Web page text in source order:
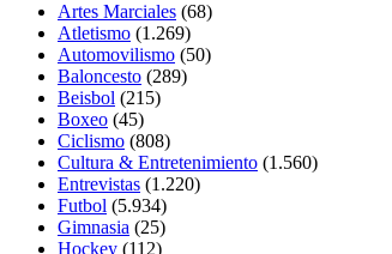
Artes Marciales (68)
Atletismo (1.269)
Automovilismo (50)
Baloncesto (289)
Beisbol (215)
Boxeo (45)
Ciclismo (808)
Cultura & Entretenimiento (1.560)
Entrevistas (1.220)
Futbol (5.934)
Gimnasia (25)
Hockey (112)